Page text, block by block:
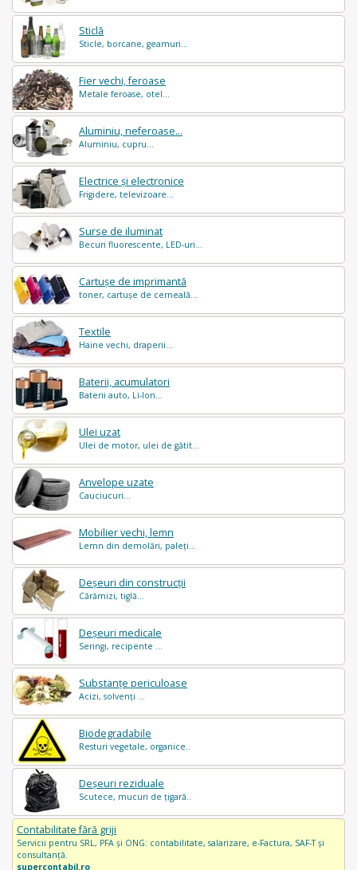
Sticlă
Sticle, borcane, geamuri...
Fier vechi, feroase
Metale feroase, otel...
Aluminiu, neferoase...
Aluminiu, cupru...
Electrice și electronice
Frigidere, televizoare...
Surse de iluminat
Becuri fluorescente, LED-uri...
Cartușe de imprimantă
toner, cartușe de cerneală...
Textile
Haine vechi, draperii...
Baterii, acumulatori
Baterii auto, Li-Ion...
Ulei uzat
Ulei de motor, ulei de gătit...
Anvelope uzate
Cauciucuri...
Mobilier vechi, lemn
Lemn din demolări, paleți...
Deșeuri din construcții
Cărămizi, tiglă...
Deșeuri medicale
Seringi, recipente ...
Substanțe periculoase
Acizi, solvenți ...
Biodegradabile
Resturi vegetale, organice..
Deșeuri reziduale
Scutece, mucuri de țigară..
Contabilitate fără griji
Servicii pentru SRL, PFA și ONG: contabilitate, salarizare, e-Factura, SAF-T și
consultanță.
supercontabil.ro